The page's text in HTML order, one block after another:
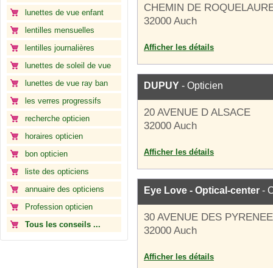
lunettes de vue enfant
lentilles mensuelles
lentilles journalières
lunettes de soleil de vue
lunettes de vue ray ban
les verres progressifs
recherche opticien
horaires opticien
bon opticien
liste des opticiens
annuaire des opticiens
Profession opticien
Tous les conseils ...
CHEMIN DE
32000 Auch
Afficher les détails
DUPUY - Opticien
20 AVENUE D ALSACE
32000 Auch
Afficher les détails
Eye Love - Optical-center -
30 AVENUE DES
32000 Auch
Afficher les détails